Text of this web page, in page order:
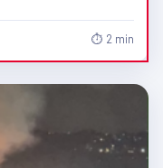
⏱ 2 min